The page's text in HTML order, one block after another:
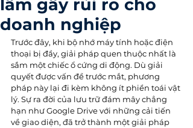
lầm gây rủi ro cho
doanh nghiệp
Trước đây, khi bộ nhớ máy tính hoặc điện
thoại bị đầy, giải pháp quen thuộc nhất là
sắm một chiếc ổ cứng di động. Dù giải
quyết được vấn đề trước mắt, phương
pháp này lại đi kèm không ít phiền toái vật
lý. Sự ra đời của lưu trữ đám mây chẳng
hạn như Google Drive với những cải tiến
về giao diện, đã trở thành một giải pháp